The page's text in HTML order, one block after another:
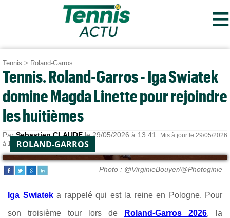
≡
Tennis > Roland-Garros
Tennis. Roland-Garros - Iga Swiatek
domine Magda Linette pour rejoindre
les huitièmes
ParSebastien CLAUDEle 29/05/2026 à 13:41.
Mis à jour le 29/05/2026
à 13:44.ROLAND-GARROS
Photo : @VirginieBouyer/@Photoginie
Iga Swiateka rappelé qui est la reine en Pologne. Pour
son troisième tour lors de Roland-Garros 2026, la